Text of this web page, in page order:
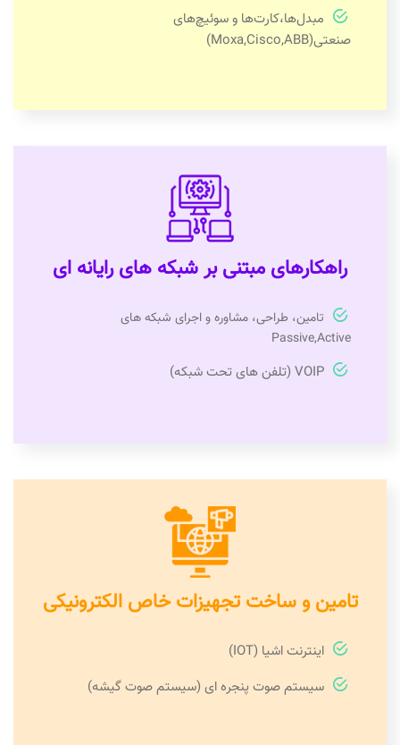
مبدل‌ها،کارت‌ها و سوئیچ‌های
صنعتی(Moxa,Cisco,ABB)
راهکارهای مبتنی بر شبکه های رایانه ای
تامین، طراحی، مشاوره و اجرای شبکه های
Passive,Active
VOIP (تلفن های تحت شبکه)
تامین و ساخت تجهیزات خاص الکترونیکی
اینترنت اشیا (IOT)
سیستم صوت پنجره ای (سیستم صوت گیشه)